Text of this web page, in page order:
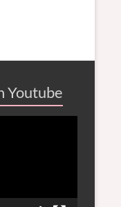
Youtube